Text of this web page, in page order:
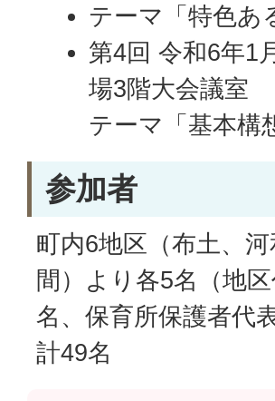
テーマ「特色あ
第4回 令和6年1
場3階大会議室
テーマ「基本構
参加者
町内6地区（布土、
間）より各5名（地
名、保育所保護者代
計49名